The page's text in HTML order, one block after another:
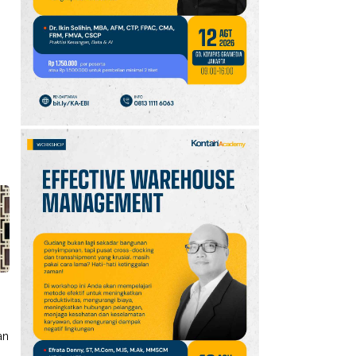
10 Promo JSM Superindo
7–9 Agustus 2026,
Minyak Goreng Rp37.900
hingga Buah Diskon 50%